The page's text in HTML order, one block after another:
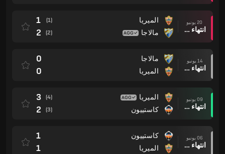
20 يونيو
انتهاء وقت المباراة
الميريا
مالاجا
(1)
1
(2)
2
14 يونيو
انتهاء وقت المباراة
مالاجا
الميريا
0
0
09 يونيو
انتهاء وقت المباراة
الميريا
كاستييون
(4)
3
(3)
2
06 يونيو
انتهاء وقت المباراة
كاستييون
الميريا
1
1